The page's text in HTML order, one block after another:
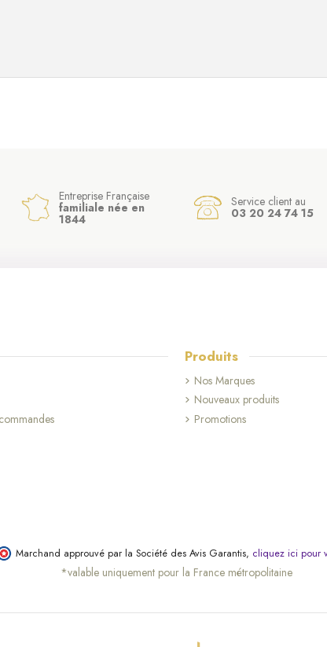
Entreprise Française
familiale née en
1844
Service client au
03 20 24 74 15
Produits
Nos Marques
Nouveaux produits
Promotions
Marchand approuvé par la Société des Avis Garantis, cliquez ici pour
*valable uniquement pour la France métropolitaine